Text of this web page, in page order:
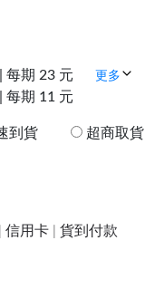
每期 23 元
每期 11 元
更多
到貨 超商取貨
信用卡 | 貨到付款